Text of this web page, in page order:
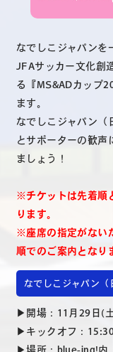
なでしこジャパンを
JFAサッカー文化創
る『MS&ADカップ
ます。
なでしこジャパン（
とサポーターの歓声
ましょう！
※チケットは先着順
ります。
※座席の指定がない
順でのご案内となり
なでしこジャパン
▶開場：11月29日(
▶キックオフ：
▶場所：blue-ing!内